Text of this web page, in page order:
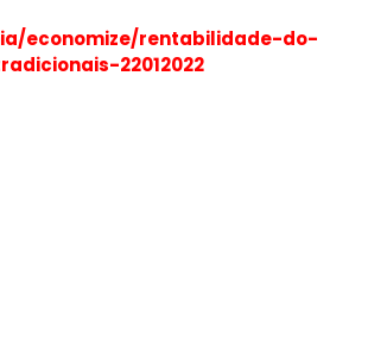
economize/rentabilidade-do-
22012022